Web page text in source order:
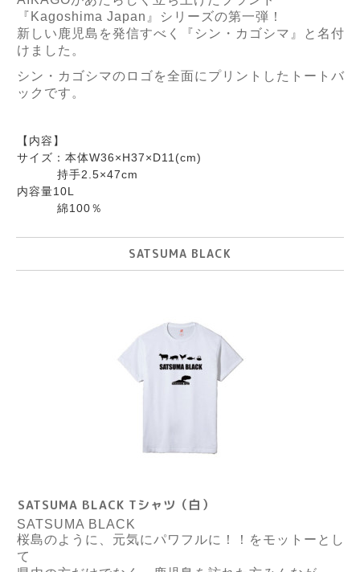
『 Kagoshima Japan 』シリーズの第一弾！
新しい鹿児島を発信すべく『シン・カゴシマ』と名付
けました。
シン・カゴシマのロゴを全面にプリントしたトートバ
ックです。
【内容】
サイズ：本体W36×H37×D11(cm)
持手2.5×47cm
内容量10L
綿100％
SATSUMA BLACK
SATSUMA BLACK Tシャツ（白）
SATSUMA BLACK
桜島のように、元気にパワフルに！！をモットーとし
て